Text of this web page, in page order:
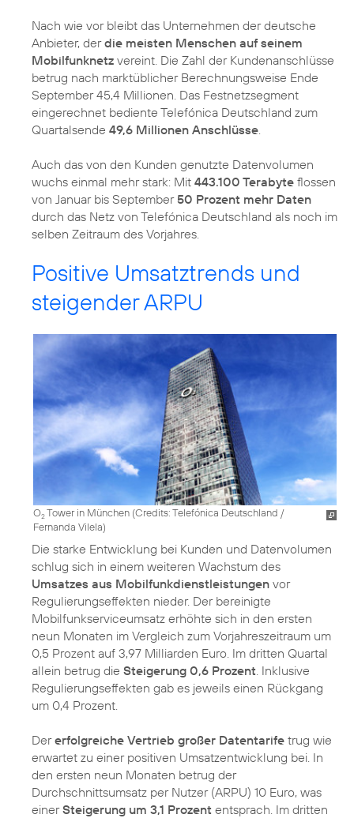
Nach wie vor bleibt das Unternehmen der deutsche
Anbieter, derdie meisten Menschen auf seinem
Mobilfunknetz vereint. Die Zahl der Kundenanschlüsse
betrug nach marktüblicher Berechnungsweise Ende
September 45,4 Millionen. Das Festnetzsegment
eingerechnet bediente Telefónica Deutschland zum
Quartalsende 49,6 Millionen Anschlüsse.
Auch das von den Kunden genutzte Datenvolumen
wuchs einmal mehr stark: Mit 443.100 Terabyte flossen
von Januar bis September50 Prozent mehr Daten
durch das Netz von Telefónica Deutschland als noch im
selben Zeitraum des Vorjahres.
Positive Umsatztrends und
steigender ARPU
O2Tower in München (Credits: Telefónica Deutschland /
Fernanda Vilela)
Die starke Entwicklung bei Kunden und Datenvolumen
schlug sich in einem weiteren Wachstum des
Umsatzes aus Mobilfunkdienstleistungen vor
Regulierungseffekten nieder. Der bereinigte
Mobilfunkserviceumsatz erhöhte sich in den ersten
neun Monaten im Vergleich zum Vorjahreszeitraum um
0,5 Prozent auf 3,97 Milliarden Euro. Im dritten Quartal
allein betrug die Steigerung 0,6 Prozent . Inklusive
Regulierungseffekten gab es jeweils einen Rückgang
um 0,4 Prozent.
Dererfolgreiche Vertrieb großer Datentarife trug wie
erwartet zu einer positiven Umsatzentwicklung bei. In
den ersten neun Monaten betrug der
Durchschnittsumsatz per Nutzer (ARPU) 10 Euro, was
einerSteigerung um 3,1 Prozent entsprach. Im dritten